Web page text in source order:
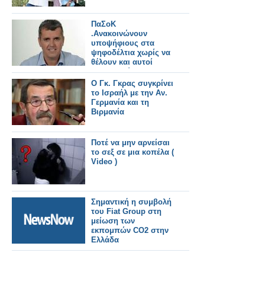
ΠαΣοΚ
.Ανακοινώνουν
υποψήφιους στα
ψηφοδέλτια χωρίς να
θέλουν και αυτοί
αποχωρούν!
Ο Γκ. Γκρας συγκρίνει
το Ισραήλ με την Αν.
Γερμανία και τη
Βιρμανία
Ποτέ να μην αρνείσαι
το σεξ σε μια κοπέλα (
Video )
Σημαντική η συμβολή
του Fiat Group στη
μείωση των
εκπομπών CO2 στην
Ελλάδα